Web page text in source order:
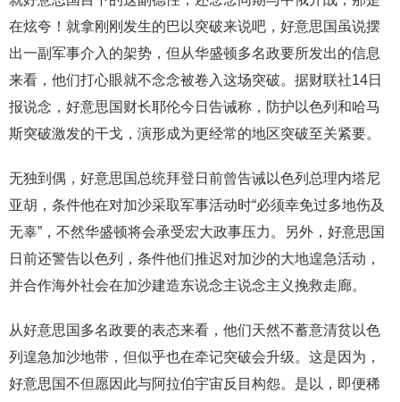
在炫夸！就拿刚刚发生的巴以突破来说吧，好意思国虽说摆
出一副军事介入的架势，但从华盛顿多名政要所发出的信息
来看，他们打心眼就不念念被卷入这场突破。据财联社14日
报说念，好意思国财长耶伦今日告诫称，防护以色列和哈马
斯突破激发的干戈，演形成为更经常的地区突破至关紧要。
无独到偶，好意思国总统拜登日前曾告诫以色列总理内塔尼
亚胡，条件他在对加沙采取军事活动时“必须幸免过多地伤及
无辜”，不然华盛顿将会承受宏大政事压力。另外，好意思国
日前还警告以色列，条件他们推迟对加沙的大地遑急活动，
并合作海外社会在加沙建造东说念主说念主义挽救走廊。
从好意思国多名政要的表态来看，他们天然不蓄意清贫以色
列遑急加沙地带，但似乎也在牵记突破会升级。这是因为，
好意思国不但愿因此与阿拉伯宇宙反目构怨。是以，即便稀